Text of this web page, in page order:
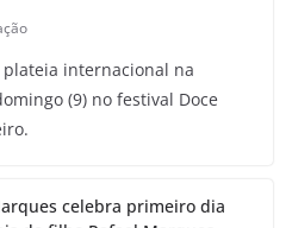
plateia internacional na
(9) no festival Doce
celebra primeiro dia